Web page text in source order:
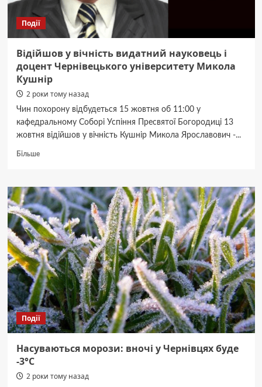
Події
Відійшов у вічність видатний науковець і
доцент Чернівецького університету Микола
Кушнір
2 роки тому назад
Чин похорону відбудеться 15 жовтня об 11:00 у
кафедральному Соборі Успіння Пресвятої Богородиці 13
жовтня відійшов у вічність Кушнір Микола Ярославович -...
БільшеДокладніше
у
вічність
видатний
науковець
і
доцент
Чернівецького
університету
Микола
Кушнір
Події
Насуваються морози: вночі у Чернівцях буде
-3°С
2 роки тому назад